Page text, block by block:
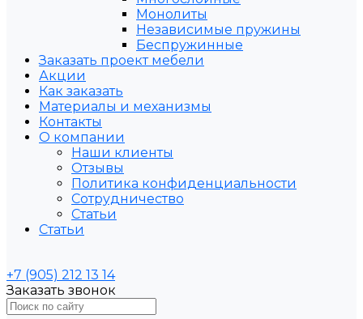
Монолиты
Независимые пружины
Беспружинные
Заказать проект мебели
Акции
Как заказать
Материалы и механизмы
Контакты
О компании
Наши клиенты
Отзывы
Политика конфиденциальности
Сотрудничество
Статьи
Статьи
+7 (905) 212 13 14
Заказать звонок